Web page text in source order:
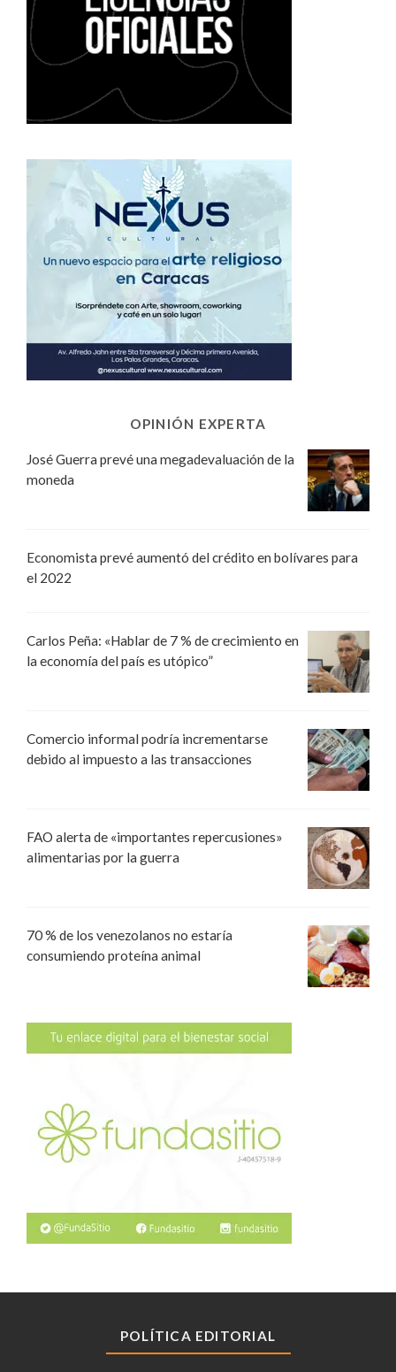
OPINIÓN EXPERTA
José Guerra prevé una megadevaluación de la
moneda
Economista prevé aumentó del crédito en bolívares para
el 2022
Carlos Peña: «Hablar de 7 % de crecimiento en
la economía del país es utópico”
Comercio informal podría incrementarse
debido al impuesto a las transacciones
FAO alerta de «importantes repercusiones»
alimentarias por la guerra
70 % de los venezolanos no estaría
consumiendo proteína animal
POLÍTICA EDITORIAL